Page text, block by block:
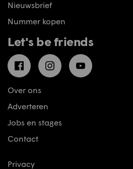
Nieuwsbrief
Nummer kopen
Let's be friends
FacebookInstagramYouTube
Over ons
Adverteren
Jobs en stages
Contact
Privacy